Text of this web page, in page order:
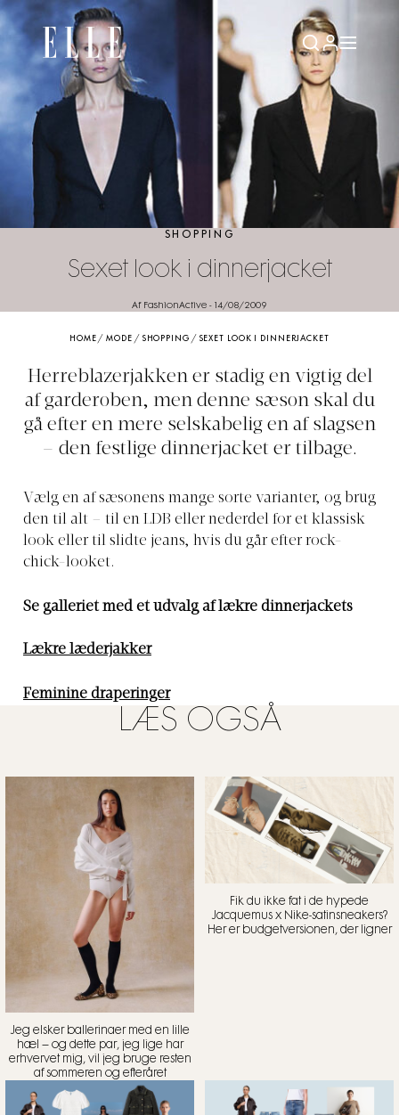
SHOPPING
Sexet look i dinnerjacket
Af FashionActive - 14/08/2009
HOME /MODE / SHOPPING / SEXET LOOK I DINNERJACKET
Herreblazerjakken er stadig en vigtig del
af garderoben, men denne sæson skal du
gå efter en mere selskabelig en af slagsen
– den festlige dinnerjacket er tilbage.
Vælg en af sæsonens mange sorte varianter, og brug
den til alt – til en LDB eller nederdel for et klassisk
look eller til slidte jeans, hvis du går efter rock-
chick-looket.
Se galleriet med et udvalg af lækre dinnerjackets
Lækre læderjakker
Feminine draperinger
LÆS OGSÅ
Jeg elsker ballerinaer med en lille
hæl – og dette par, jeg lige har
erhvervet mig, vil jeg bruge resten
af sommeren og efteråret
Fik du ikke fat i de hypede
Jacquemus x Nike-satinsneakers?
Her er budgetversionen, der ligner